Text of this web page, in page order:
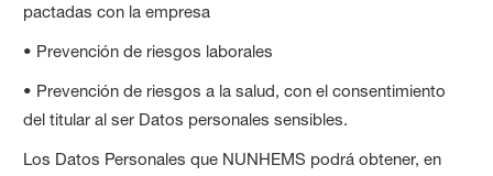
pactadas con la empresa
• Prevención de riesgos laborales
• Prevención de riesgos a la salud, con el consentimiento
del titular al ser Datos personales sensibles.
Los Datos Personales que NUNHEMS podrá obtener, en